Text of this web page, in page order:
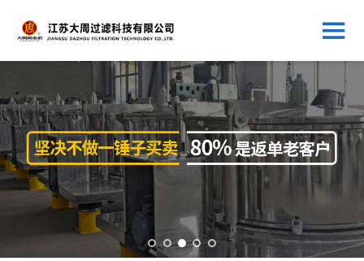
2 3 4 5